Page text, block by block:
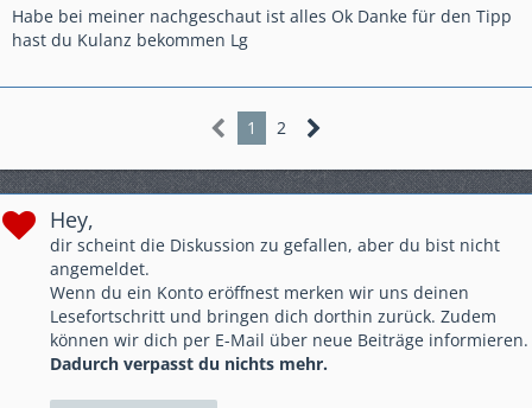
Bisher hat es für fast 30 Tkm gehalten.
Habe bei meiner nachgeschaut ist alles Ok Danke für den Tipp
hast du Kulanz bekommen Lg
1 2
Hey,
dir scheint die Diskussion zu gefallen, aber du bist nicht
angemeldet.
Wenn du ein Konto eröffnest merken wir uns deinen
Lesefortschritt und bringen dich dorthin zurück. Zudem
können wir dich per E-Mail über neue Beiträge informieren.
Dadurch verpasst du nichts mehr.